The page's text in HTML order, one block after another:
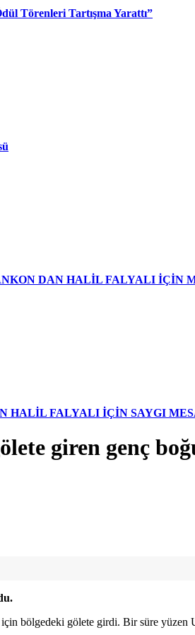
Törenleri Tartışma Yarattı”
DAN HALİL FALYALI İÇİN
HALİL FALYALI İÇİN SAYGI
giren genç
bölgedeki gölete girdi. Bir süre